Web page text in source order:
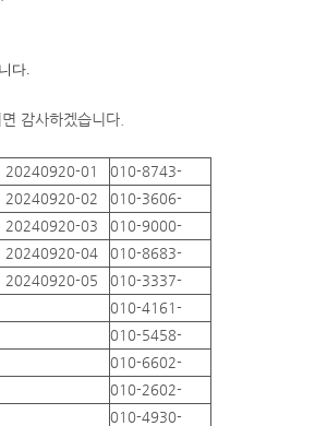
다.
감사하겠습니다.
20240920-01
010-8743-
20240920-02
010-3606-
20240920-03
010-9000-
20240920-04
010-8683-
20240920-05
010-3337-
010-4161-
010-5458-
010-6602-
010-2602-
010-4930-